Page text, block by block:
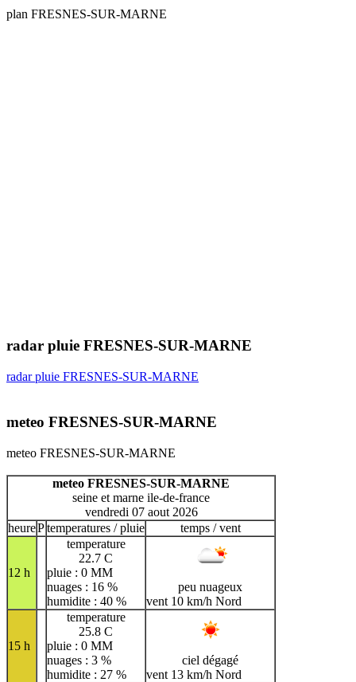
plan FRESNES-SUR-MARNE
radar pluie FRESNES-SUR-MARNE
radar pluie FRESNES-SUR-MARNE
meteo FRESNES-SUR-MARNE
meteo FRESNES-SUR-MARNE
meteo FRESNES-SUR-MARNE
seine et marne ile-de-france
vendredi 07 aout 2026
heurePtemperatures / pluie temps / vent
12 h
temperature
22.7 C
pluie : 0 MM
nuages : 16 %
humidite : 40 %
peu nuageux
vent 10 km/h Nord
15 h
temperature
25.8 C
pluie : 0 MM
nuages : 3 %
humidite : 27 %
ciel dégagé
vent 13 km/h Nord